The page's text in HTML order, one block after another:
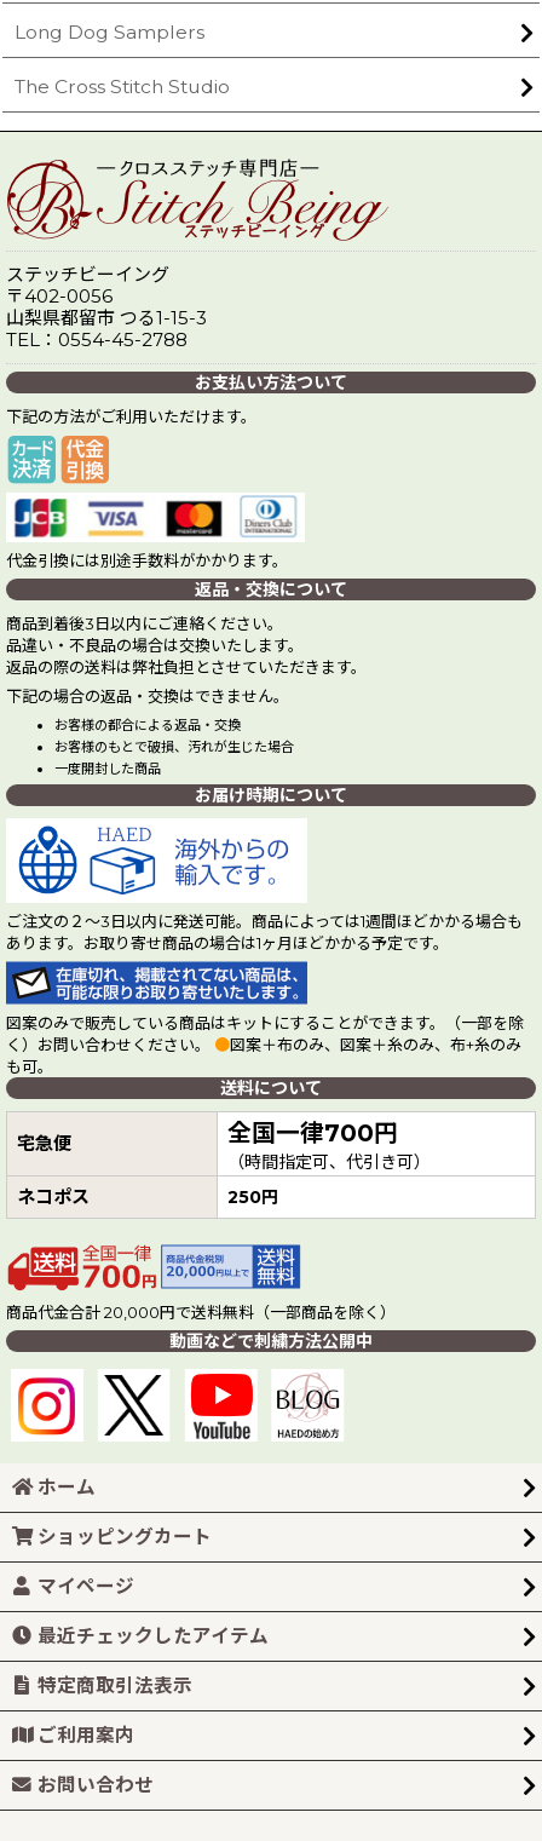
Long Dog Samplers
The Cross Stitch Studio
ステッチビーイング
〒402-0056
山梨県都留市 つる1-15-3
TEL：0554-45-2788
お支払い方法ついて
下記の方法がご利用いただけます。
代金引換には別途手数料がかかります。
返品・交換について
商品到着後3日以内にご連絡ください。
品違い・不良品の場合は交換いたします。
返品の際の送料は弊社負担とさせていただきます。
下記の場合の返品・交換はできません。
お客様の都合による返品・交換
お客様のもとで破損、汚れが生じた場合
一度開封した商品
お届け時期について
ご注文の２～3日以内に発送可能。商品によっては1週間ほどかかる場合も
あります。お取り寄せ商品の場合は1ヶ月ほどかかる予定です。
図案のみで販売している商品はキットにすることができます。（一部を除
く）お問い合わせください。 ●図案＋布のみ、図案＋糸のみ、布+糸のみ
も可。
送料について
宅急便 全国一律700円
（時間指定可、代引き可）
ネコポス 250円
商品代金合計 20,000円で送料無料（一部商品を除く）
動画などで刺繍方法公開中
ホーム
ショッピングカート
マイページ
最近チェックしたアイテム
特定商取引法表示
ご利用案内
お問い合わせ